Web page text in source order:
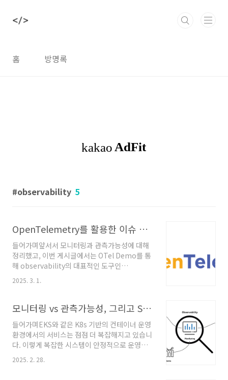
홈 방명록
observability 5
OpenTelemetry를 활용한 이슈 분석 및 해결 (feat. OTel Demo)
들어가며앞서서 모니터링과 관측가능성에 대해
정리했고, 이번 게시글에서는 OTel Demo를 통
해 observability의 대표적인 도구인
Opentelemetry을 사용해서 어떻게 trace,
metric, log 데이터를 수집하고 관리하는지에
다. OpenTelemeryOpenTelemery란?
OpenTelemetry(OTel)는 애플리케이션과 인
프라에서 관측가능성(Observability)을 구현하
기 위한 오픈소스 프레임워크입니다. 즉, 메트릭
(Metrics), 로그(Logs), 트레이스(Traces) 데
이터를 수집하고 처리하여 내보낼 수 있도록 도
2025. 3. 1.
모니터링 vs 관측가능성, 그리고 SLI·SLO·SLA
들어가며EKS와 같은 K8s 기반의 컨테이너 운영
환경에서의 서비스는 점점 더 복잡해지고 있습니
다. 이렇게 복잡한 시스템이 안정적으로 운영되
기 위해서는 모니터링(monitoring)과 관측가
능성(observability)을 통해 서비스 장애를 빠
2025. 2. 28.